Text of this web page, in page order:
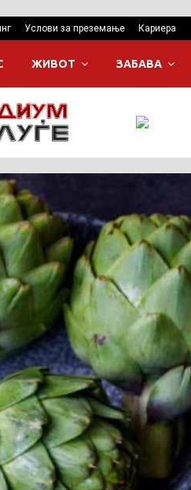
Услови за преземање Кариера
ЖИВОТ ЗАБАВА